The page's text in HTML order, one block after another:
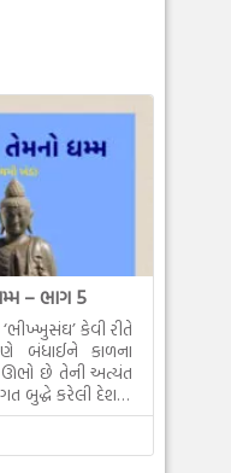
– ભાગ 5
‘ભીખ્ખુસંઘ’ કેવી રીતે
બંધાઈને કાળના
ઊભો છે તેની અત્યંત
બુદ્ધે કરેલી દેશના
ગ્રંથ એટલે બુદ્ધ અને